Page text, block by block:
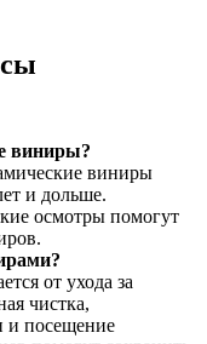
виниры?
виниры
и дольше.
осмотры помогут
от ухода за
чистка,
и посещение